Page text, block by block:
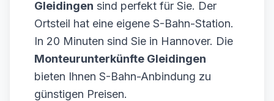
Gleidingen sind perfekt für Sie. Der
Ortsteil hat eine eigene S-Bahn-Station.
In 20 Minuten sind Sie in Hannover. Die
Monteurunterkünfte Gleidingen
bieten Ihnen S-Bahn-Anbindung zu
günstigen Preisen.